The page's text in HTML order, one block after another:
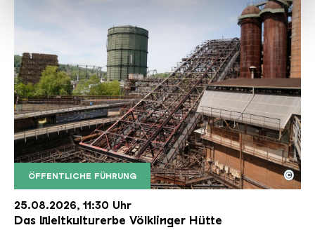
ÖFFENTLICHE FÜHRUNG
Der Erzschrägaufzug der Völklinger Hütte mit
Copyright: Weltkulturerbe Völklinger Hütte | Karl
©
25.08.2026, 11:30 Uhr
Das Weltkulturerbe Völklinger Hütte